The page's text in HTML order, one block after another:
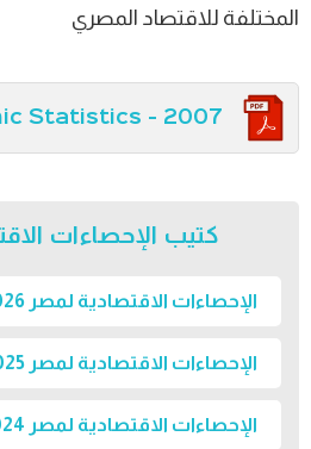
المختلفة للاقتصاد المصري
Statistics - 2007
كتيب الإحصاءات
الإحصاءات الاقتصادية لمصر 2026
الإحصاءات الاقتصادية لمصر 2025
الإحصاءات الاقتصادية لمصر 2024